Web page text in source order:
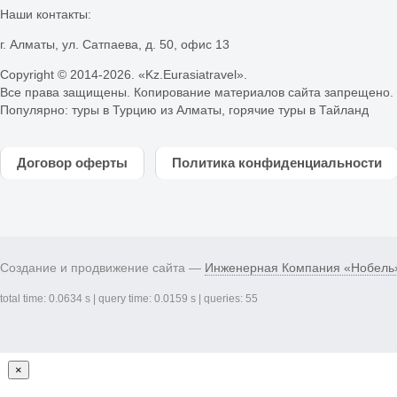
Наши контакты:
г. Алматы, ул. Сатпаева, д. 50, офис 13
Copyright © 2014-2026. «Kz.Eurasiatravel».
Все права защищены. Копирование материалов сайта запрещено.
Популярно: туры в Турцию из Алматы горячие туры в Тайланд
Договор оферты Политика конфиденциальности
Создание и продвижение сайта — Инженерная Компания
total time: 0.0634 s | query time: 0.0159 s | queries: 55
×